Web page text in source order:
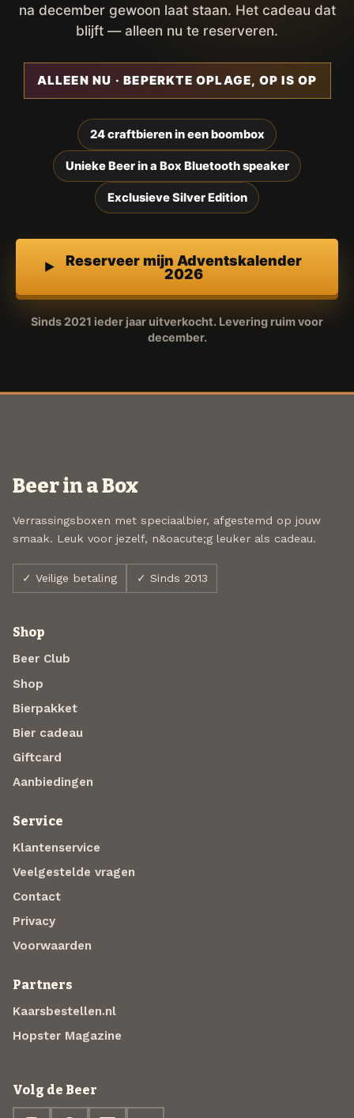
na december gewoon laat staan. Het cadeau dat
blijft — alleen nu te reserveren.
ALLEEN NU · BEPERKTE OPLAGE, OP IS OP
24 craftbieren in een boombox
Unieke Beer in a Box Bluetooth speaker
Exclusieve Silver Edition
Reserveer mijn Adventskalender
2026
Sinds 2021 ieder jaar uitverkocht. Levering ruim voor
december.
Beer in a Box
Verrassingsboxen met speciaalbier, afgestemd op jouw
smaak. Leuk voor jezelf, n&oacute;g leuker als cadeau.
✓ Veilige betaling ✓ Sinds 2013
Shop
Beer Club
Shop
Bierpakket
Bier cadeau
Giftcard
Aanbiedingen
Service
Klantenservice
Veelgestelde vragen
Contact
Privacy
Voorwaarden
Partners
Kaarsbestellen.nl
Hopster Magazine
Volg de Beer